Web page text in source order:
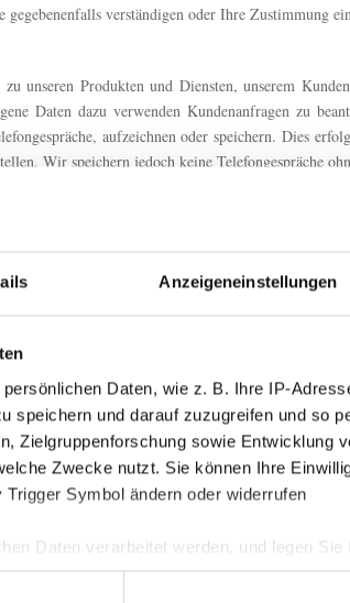
Anzeigeneinstellungen
Daten, wie z. B. Ihre IP-
speichern und darauf zuzugreifen und so
Zielgruppenforschung sowie Entwicklung
Zwecke nutzt. Sie können Ihre
Symbol ändern oder widerrufen
Daten verarbeitet werden, und legen Sie
verständigen oder Ihre Zustimmung
unseren Produkten und Diensten, unserem
Daten dazu verwenden Kundenanfragen zu
aufzeichnen oder speichern. Dies
Wir speichern jedoch keine Telefongespräche
ein Gerichtsverfahren zu unterstützen oder
Verständigung offengelegt werden. Wir behalten
zu schützen. Um Ihnen unsere Produkte und
oder nachdem wir Sie verständigt haben,
und der Schweiz befinden und deshalb anderen
Daten haben, auf eine Auswahl an
ist.